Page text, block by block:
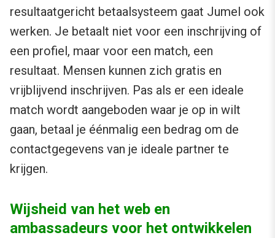
resultaatgericht betaalsysteem gaat Jumel ook
werken. Je betaalt niet voor een inschrijving of
een profiel, maar voor een match, een
resultaat. Mensen kunnen zich gratis en
vrijblijvend inschrijven. Pas als er een ideale
match wordt aangeboden waar je op in wilt
gaan, betaal je éénmalig een bedrag om de
contactgegevens van je ideale partner te
krijgen.
Wijsheid van het web en
ambassadeurs voor het ontwikkelen